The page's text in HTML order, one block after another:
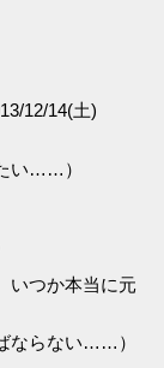
12/14(土)
い……）
いつか本当に元
ならない……）